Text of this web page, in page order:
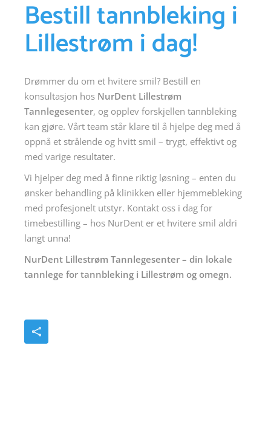
Bestill tannbleking i
Lillestrøm i dag!
Drømmer du om et hvitere smil? Bestill en
konsultasjon hos NurDent Lillestrøm
Tannlegesenter, og opplev forskjellen tannbleking
kan gjøre. Vårt team står klare til å hjelpe deg med å
oppnå et strålende og hvitt smil – trygt, effektivt og
med varige resultater.
Vi hjelper deg med å finne riktig løsning – enten du
ønsker behandling på klinikken eller hjemmebleking
med profesjonelt utstyr. Kontakt oss i dag for
timebestilling – hos NurDent er et hvitere smil aldri
langt unna!
NurDent Lillestrøm Tannlegesenter – din lokale
tannlege for tannbleking i Lillestrøm og omegn.